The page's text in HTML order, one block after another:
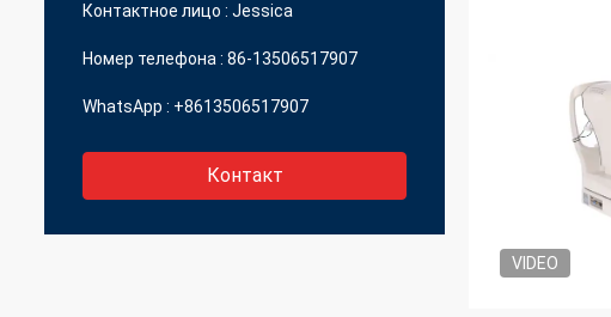
дать мне большее качество в
умеренной цене.
Контактное лицо : Jessica
Номер телефона : 86-13506517907
WhatsApp : +8613506517907
Контакт
VIDEO